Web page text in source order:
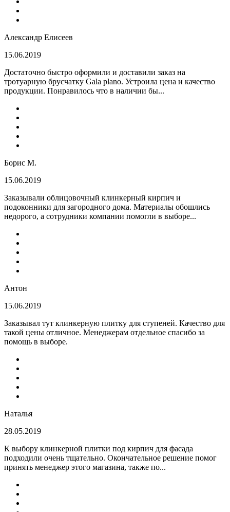
Александр Елисеев
15.06.2019
Достаточно быстро оформили и доставили заказ на
тротуарную брусчатку Gala plano. Устроила цена и качество
продукции. Понравилось что в наличии бы...
Борис М.
15.06.2019
Заказывали облицовочный клинкерный кирпич и
подоконники для загородного дома. Материалы обошлись
недорого, а сотрудники компании помогли в выборе...
Антон
15.06.2019
Заказывал тут клинкерную плитку для ступеней. Качество для
такой цены отличное. Менеджерам отдельное спасибо за
помощь в выборе.
Наталья
28.05.2019
К выбору клинкерной плитки под кирпич для фасада
подходили очень тщательно. Окончательное решение помог
принять менеджер этого магазина, также по...